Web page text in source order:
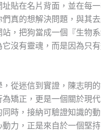
貼在名片背面，並在每
真的想解決問題，與其
，把狗當成一個『生物
沒有靈魂，而是因為只有
從迷信到實證，陳志明
矯正，更是一個關於現
同時，接納可驗證知識的
力，正是來自於一個堅